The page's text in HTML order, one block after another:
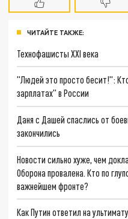
ЧИТАЙТЕ ТАКЖЕ:
Технофашисты XXI века
"Людей это просто бесит!":
зарплатах" в России
Даня с Дашей спаслись от
закончились
Новости сильно хуже, чем
Оборона провалена. Кто по
важнейшем фронте?
Как Путин ответил на